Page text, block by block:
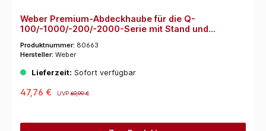
Weber Premium-Abdeckhaube für die Q-
100/-1000/-200/-2000-Serie mit Stand und
Produktnummer: 80663
Hersteller: Weber
Lieferzeit: Sofort verfügbar
47,76 € UVP69,99 €